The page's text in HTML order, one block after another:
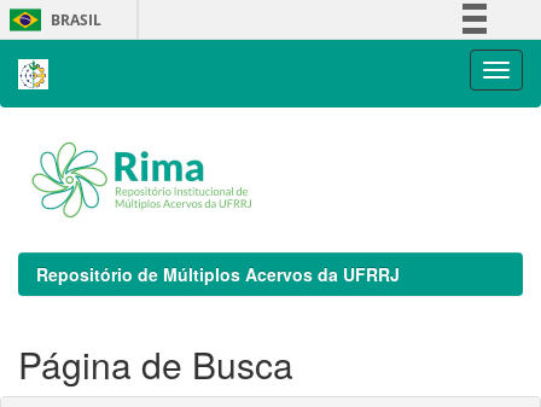
Skip
navigation
BRASIL
Repositório de Múltiplos Acervos da UFRRJ
Página de Busca